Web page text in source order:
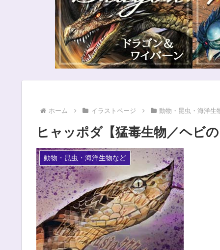
ホーム イラストページ 動物・昆虫・海洋生
ヒャッポダ【猛毒生物／ヘビ
動物・昆虫・海洋生物など